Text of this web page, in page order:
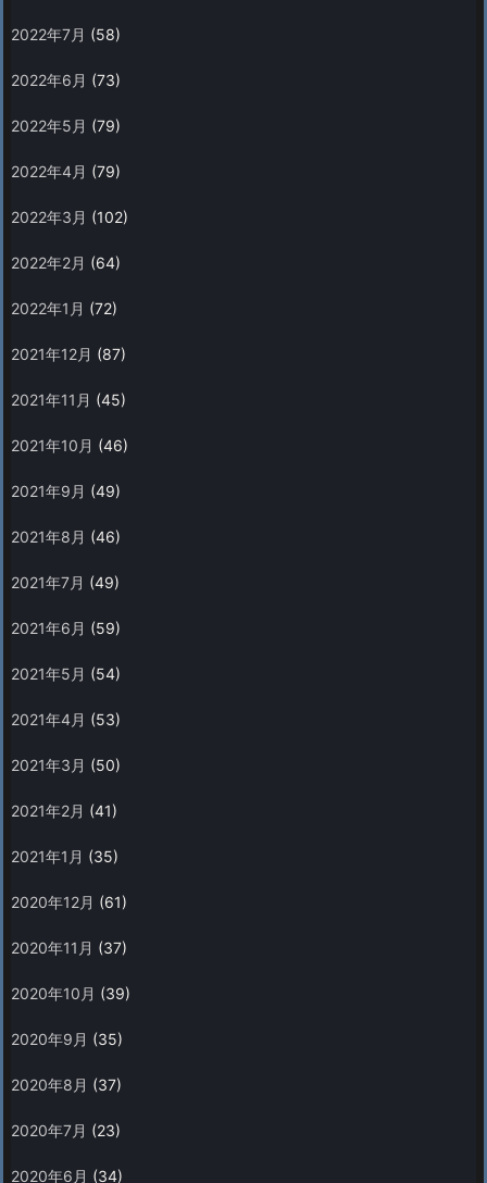
2022年7月 (58)
2022年6月 (73)
2022年5月 (79)
2022年4月 (79)
2022年3月 (102)
2022年2月 (64)
2022年1月 (72)
2021年12月 (87)
2021年11月 (45)
2021年10月 (46)
2021年9月 (49)
2021年8月 (46)
2021年7月 (49)
2021年6月 (59)
2021年5月 (54)
2021年4月 (53)
2021年3月 (50)
2021年2月 (41)
2021年1月 (35)
2020年12月 (61)
2020年11月 (37)
2020年10月 (39)
2020年9月 (35)
2020年8月 (37)
2020年7月 (23)
2020年6月 (34)